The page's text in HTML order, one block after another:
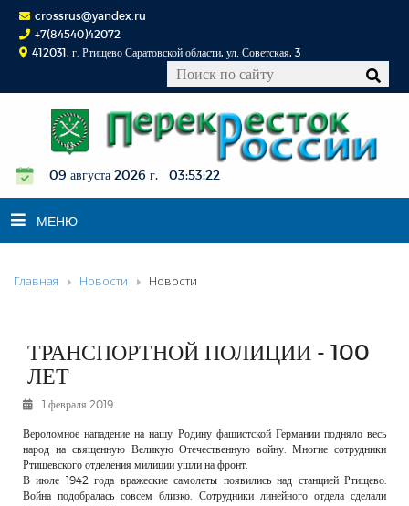
crossrus@yandex.ru
+7(84540)42072
412031, г. Ртищево Саратовской области, ул. Советская, 3
09 августа 2026 г. 03:53:23
МЕНЮ
НОВОСТИ
К СВЕДЕНИЮ
КОНКУРСЫ
ФОТОРЕПОРТАЖИ
РЕКЛАМОДАТЕЛЯМ
ОБЪЯВЛЕНИЯ
КОНТАКТЫ
Главная Новости Новости
ТРАНСПОРТНОЙ ПОЛИЦИИ - 100
ЛЕТ
1 февраля 2019
Вероломное нападение на нашу Родину фашистской Германии подняло весь
народ на священную Великую Отечественную войну. Многие сотрудники
Ртищевского отделения милиции ушли на фронт.
В июле 1942 года вражеские самолеты появились над станцией Ртищево.
Война подобралась совсем близко. Сотрудники линейного отдела сделали